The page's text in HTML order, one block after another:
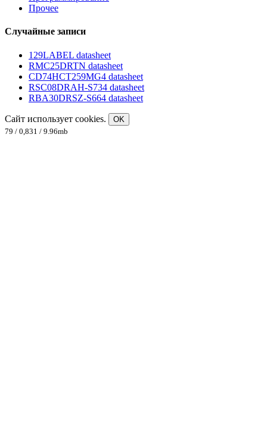
Прочее
Случайные записи
129LABEL datasheet
RMC25DRTN datasheet
CD74HCT259MG4 datasheet
RSC08DRAH-S734 datasheet
RBA30DRSZ-S664 datasheet
Сайт использует cookies.
OK
79 / 0,831 / 9.96mb